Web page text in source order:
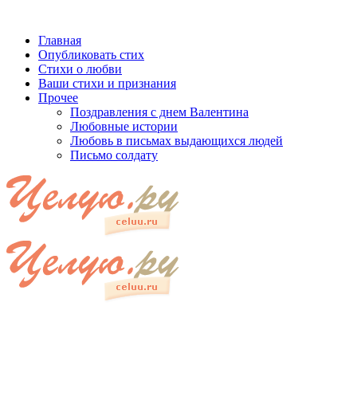
Главная
Опубликовать стих
Стихи о любви
Ваши стихи и признания
Прочее
Поздравления с днем Валентина
Любовные истории
Любовь в письмах выдающихся людей
Письмо солдату